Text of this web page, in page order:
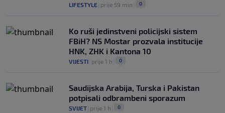
LIFESTYLE prije 59 min 0
Ko ruši jedinstveni policijski sistem
FBiH? NS Mostar prozvala institucije
HNK, ZHK i Kantona 10
VIJESTI prije 1 h 0
Saudijska Arabija, Turska i Pakistan
potpisali odbrambeni sporazum
SVIJET prije 1 h 0